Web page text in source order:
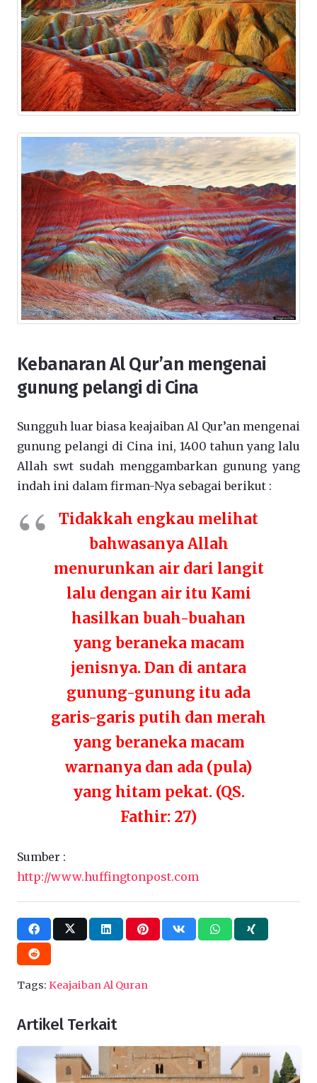
Kebanaran Al Qur’an mengenai
gunung pelangi di Cina
Sungguh luar biasa keajaiban Al Qur’an mengenai
gunung pelangi di Cina ini, 1400 tahun yang lalu
Allah swt sudah menggambarkan gunung yang
indah ini dalam firman-Nya sebagai berikut :
Tidakkah engkau melihat
bahwasanya Allah
menurunkan air dari langit
lalu dengan air itu Kami
hasilkan buah-buahan
yang beraneka macam
jenisnya. Dan di antara
gunung-gunung itu ada
garis-garis putih dan merah
yang beraneka macam
warnanya dan ada (pula)
yang hitam pekat. (QS.
Fathir: 27)
Sumber :
http://www.huffingtonpost.com
Tags: Keajaiban Al Quran
Artikel Terkait